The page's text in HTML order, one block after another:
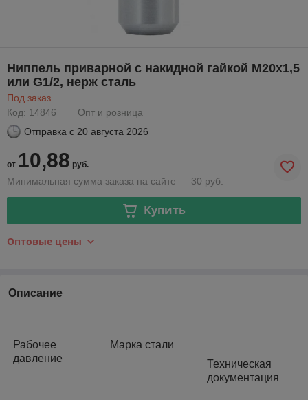
Ниппель приварной с накидной гайкой М20х1,5
или G1/2, нерж сталь
Под заказ
Код: 14846
Опт и розница
Отправка с 20 августа 2026
от 10,88 руб.
Минимальная сумма заказа на сайте — 30 руб.
Купить
Оптовые цены
Описание
Рабочее
давление
Марка стали
Техническая
документация